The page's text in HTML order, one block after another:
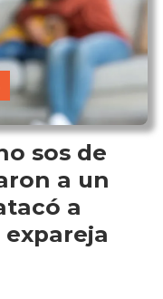
sos de
a un
a